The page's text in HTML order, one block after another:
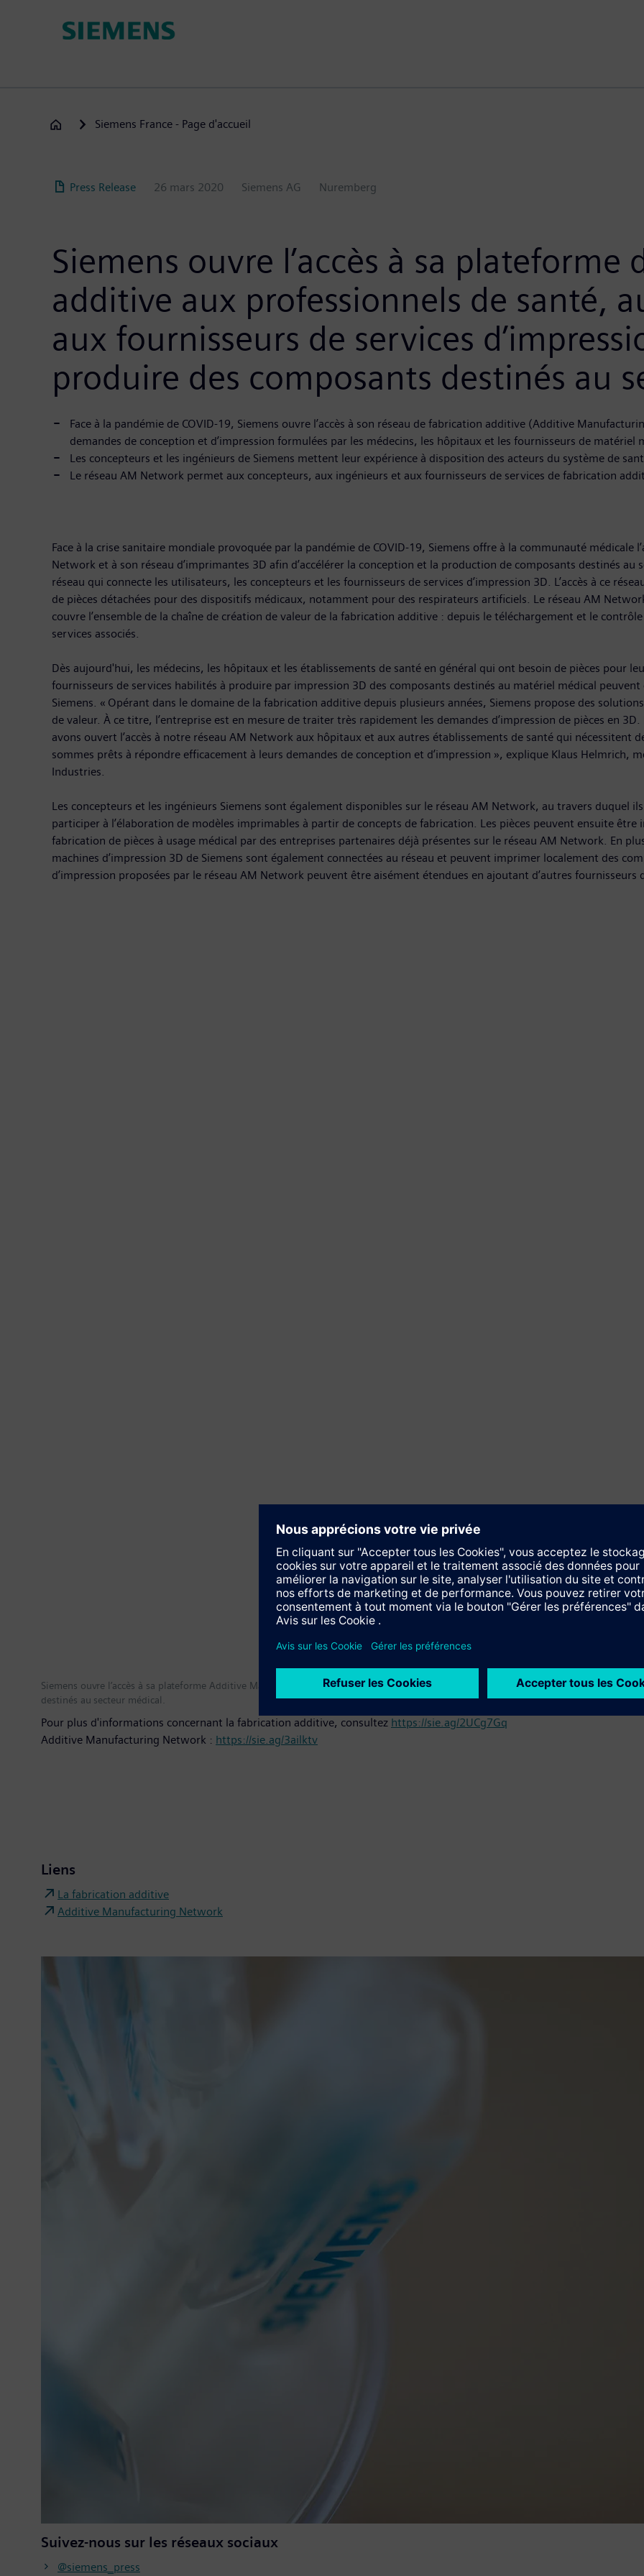
Siemens France - Page d'accueil
Press Release 26 mars 2020 Siemens AG Nuremberg
Siemens ouvre l’accès à sa plateforme
additive aux professionnels de santé,
aux fournisseurs de services
produire des composants destinés au
Face à la pandémie de COVID-19, Siemens ouvre l’accès à son réseau de fabrication additive (Additive
demandes de conception et d’impression formulées par les médecins, les hôpitaux et les fournisseurs de matériel
Les concepteurs et les ingénieurs de Siemens mettent leur expérience à disposition des acteurs du système de
Le réseau AM Network permet aux concepteurs, aux ingénieurs et aux fournisseurs de services de fabrication
Face à la crise sanitaire mondiale provoquée par la pandémie de COVID-19, Siemens offre à la communauté médicale
Network et à son réseau d’imprimantes 3D afin d’accélérer la conception et la production de composants destinés
réseau qui connecte les utilisateurs, les concepteurs et les fournisseurs de services d’impression 3D. L’accès à ce
de pièces détachées pour des dispositifs médicaux, notamment pour des respirateurs artificiels. Le réseau AM
couvre l’ensemble de la chaîne de création de valeur de la fabrication additive : depuis le téléchargement et le
services associés.
Dès aujourd'hui, les médecins, les hôpitaux et les établissements de santé en général qui ont besoin de pièces pour
fournisseurs de services habilités à produire par impression 3D des composants destinés au matériel médical
Siemens. « Opérant dans le domaine de la fabrication additive depuis plusieurs années, Siemens propose des
de valeur. À ce titre, l’entreprise est en mesure de traiter très rapidement les demandes d’impression de pièces en
avons ouvert l’accès à notre réseau AM Network aux hôpitaux et aux autres établissements de santé qui nécessitent
sommes prêts à répondre efficacement à leurs demandes de conception et d’impression », explique Klaus Helmrich,
Industries.
Les concepteurs et les ingénieurs Siemens sont également disponibles sur le réseau AM Network, au travers duquel
participer à l’élaboration de modèles imprimables à partir de concepts de fabrication. Les pièces peuvent ensuite
fabrication de pièces à usage médical par des entreprises partenaires déjà présentes sur le réseau AM Network. En
machines d’impression 3D de Siemens sont également connectées au réseau et peuvent imprimer localement des
d’impression proposées par le réseau AM Network peuvent être aisément étendues en ajoutant d’autres fournisseurs
Siemens ouvre l’accès à sa plateforme Additive Manufacturing Network aux professionnels de santé, aux concepteurs et aux
destinés au secteur médical.
Pour plus d'informations concernant la fabrication additive, consultez https://sie.ag/2UCg7Gq
Additive Manufacturing Network : https://sie.ag/3ailktv
Liens
La fabrication additive
Additive Manufacturing Network
Suivez-nous sur les réseaux sociaux
@siemens_press